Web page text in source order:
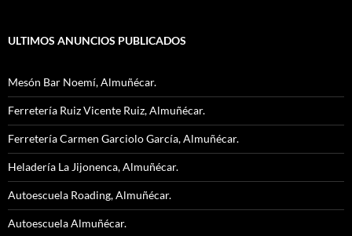
ULTIMOS ANUNCIOS PUBLICADOS
Mesón Bar Noemí, Almuñécar.
Ferretería Ruiz Vicente Ruiz, Almuñécar.
Ferretería Carmen Garciolo García, Almuñécar.
Heladería La Jijonenca, Almuñécar.
Autoescuela Roading, Almuñécar.
Autoescuela Almuñécar.